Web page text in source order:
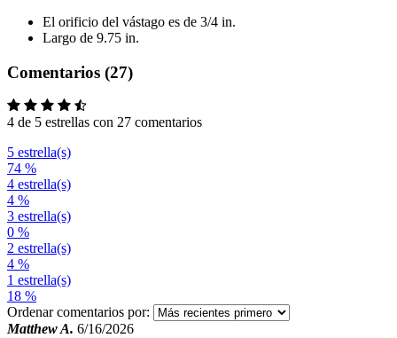
El orificio del vástago es de 3/4 in.
Largo de 9.75 in.
Comentarios (27)
4 de 5 estrellas con 27 comentarios
5 estrella(s)
74 %
4 estrella(s)
4 %
3 estrella(s)
0 %
2 estrella(s)
4 %
1 estrella(s)
18 %
Ordenar comentarios por:
Matthew A. 6/16/2026